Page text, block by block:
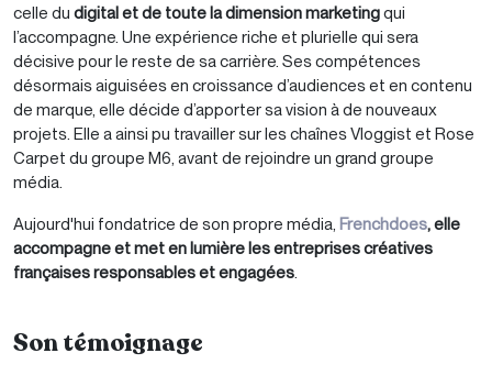
celle du digital et de toute la dimension marketingqui
l’accompagne. Une expérience riche et plurielle qui sera
décisive pour le reste de sa carrière. Ses compétences
désormais aiguisées en croissance d’audiences et en contenu
de marque, elle décide d’apporter sa vision à de nouveaux
projets. Elle a ainsi pu travailler sur les chaînes ​Vloggist​ et ​Rose
Carpet​ du groupe M6, avant de rejoindre un grand groupe
média.
Aujourd'hui fondatrice de son propre média, Frenchdoes, elle
accompagne et met en lumière les entreprises créatives
françaises responsables et engagées.
Son témoignage